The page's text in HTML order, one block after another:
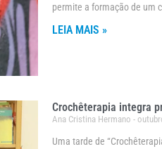
permite a formação de um
LEIA MAIS »
Crochêterapia integra
Ana Cristina Hermano
Uma tarde de